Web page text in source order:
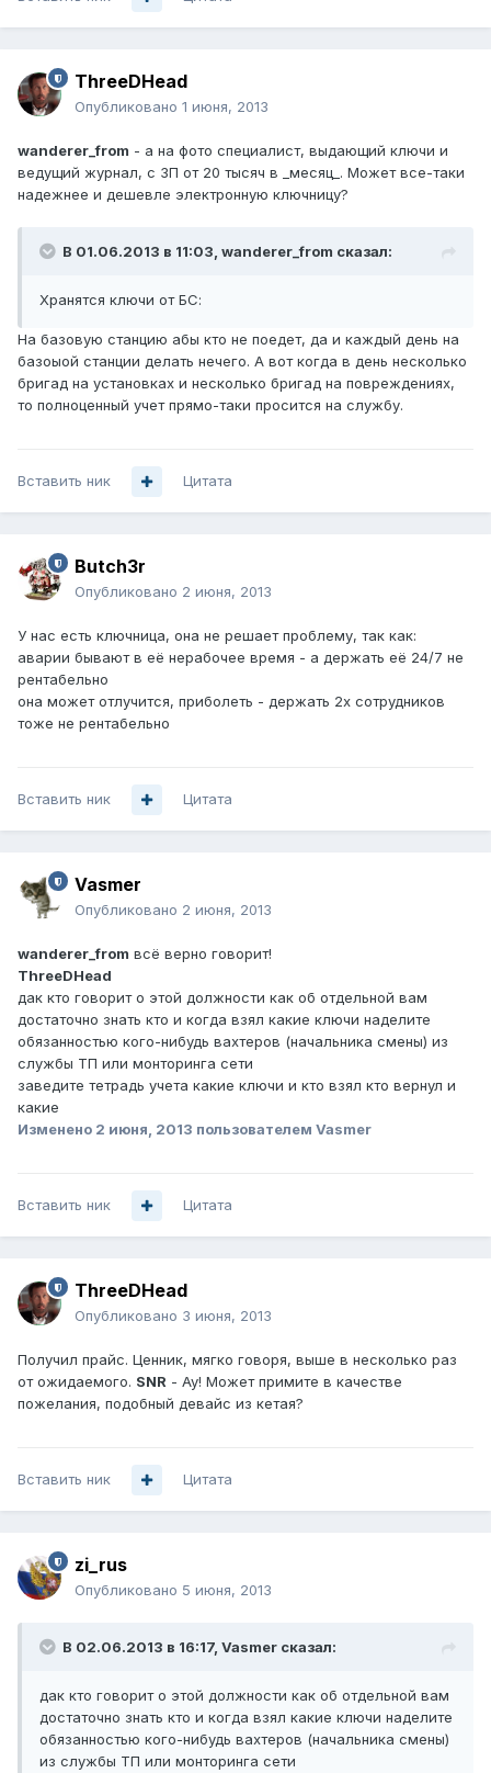
ThreeDHead
Опубликовано 1 июня, 2013
wanderer_from - а на фото специалист, выдающий ключи и
ведущий журнал, с ЗП от 20 тысяч в _месяц_. Может все-таки
надежнее и дешевле электронную ключницу?
В 01.06.2013 в 11:03, wanderer_from сказал:
Хранятся ключи от БС:
На базовую станцию абы кто не поедет, да и каждый день на
базоыой станции делать нечего. А вот когда в день несколько
бригад на установках и несколько бригад на повреждениях,
то полноценный учет прямо-таки просится на службу.
Вставить ник Цитата
Butch3r
Опубликовано 2 июня, 2013
У нас есть ключница, она не решает проблему, так как:
аварии бывают в её нерабочее время - а держать её 24/7 не
рентабельно
она может отлучится, приболеть - держать 2х сотрудников
тоже не рентабельно
Вставить ник Цитата
Vasmer
Опубликовано 2 июня, 2013
wanderer_from всё верно говорит!
ThreeDHead
дак кто говорит о этой должности как об отдельной вам
достаточно знать кто и когда взял какие ключи наделите
обязанностью кого-нибудь вахтеров (начальника смены) из
службы ТП или монторинга сети
заведите тетрадь учета какие ключи и кто взял кто вернул и
какие
Изменено 2 июня, 2013 пользователем Vasmer
Вставить ник Цитата
ThreeDHead
Опубликовано 3 июня, 2013
Получил прайс. Ценник, мягко говоря, выше в несколько раз
от ожидаемого. SNR - Ау! Может примите в качестве
пожелания, подобный девайс из кетая?
Вставить ник Цитата
zi_rus
Опубликовано 5 июня, 2013
В 02.06.2013 в 16:17, Vasmer сказал:
дак кто говорит о этой должности как об отдельной вам
достаточно знать кто и когда взял какие ключи наделите
обязанностью кого-нибудь вахтеров (начальника смены)
из службы ТП или монторинга сети